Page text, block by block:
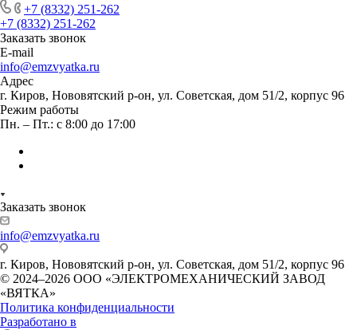
+7 (8332) 251-262
+7 (8332) 251-262
Заказать звонок
E-mail
info@emzvyatka.ru
Адрес
г. Киров, Нововятский р-он, ул. Советская, дом 51/2, корпус 96
Режим работы
Пн. – Пт.: с 8:00 до 17:00
Заказать звонок
info@emzvyatka.ru
г. Киров, Нововятский р-он, ул. Советская, дом 51/2, корпус 96
© 2024–2026 ООО «ЭЛЕКТРОМЕХАНИЧЕСКИЙ ЗАВОД
«ВЯТКА»
Политика конфиденциальности
Разработано в